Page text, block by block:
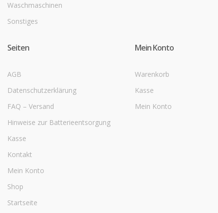
Waschmaschinen
Sonstiges
Seiten
AGB
Datenschutzerklärung
FAQ – Versand
Hinweise zur Batterieentsorgung
Kasse
Kontakt
Mein Konto
Shop
Startseite
Mein Konto
Warenkorb
Kasse
Mein Konto